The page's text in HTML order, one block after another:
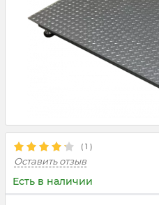
( 1 )
Оставить отзыв
Есть в наличии